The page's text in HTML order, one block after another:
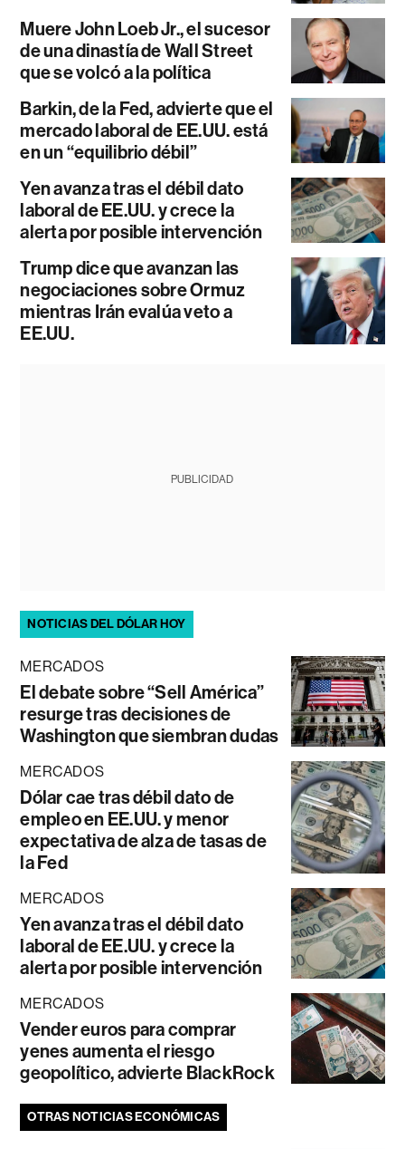
Muere John Loeb Jr., el sucesor
de una dinastía de Wall Street
que se volcó a la política
Barkin, de la Fed, advierte que el
mercado laboral de EE.UU. está
en un “equilibrio débil”
Yen avanza tras el débil dato
laboral de EE.UU. y crece la
alerta por posible intervención
Trump dice que avanzan las
negociaciones sobre Ormuz
mientras Irán evalúa veto a
EE.UU.
PUBLICIDAD
NOTICIAS DEL DÓLAR HOY
MERCADOS
El debate sobre “Sell América”
resurge tras decisiones de
Washington que siembran dudas
MERCADOS
Dólar cae tras débil dato de
empleo en EE.UU. y menor
expectativa de alza de tasas de
la Fed
MERCADOS
Yen avanza tras el débil dato
laboral de EE.UU. y crece la
alerta por posible intervención
MERCADOS
Vender euros para comprar
yenes aumenta el riesgo
geopolítico, advierte BlackRock
OTRAS NOTICIAS ECONÓMICAS